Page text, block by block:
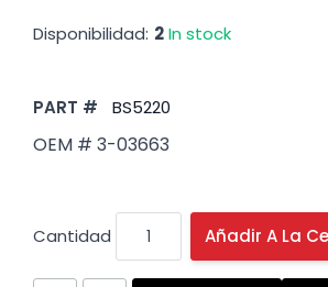
Disponibilidad: 2In stock
PART # BS5220
OEM # 3-03663
Cantidad Añadir A La